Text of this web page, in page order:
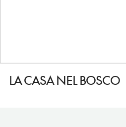
LA CASA NEL BOSCO